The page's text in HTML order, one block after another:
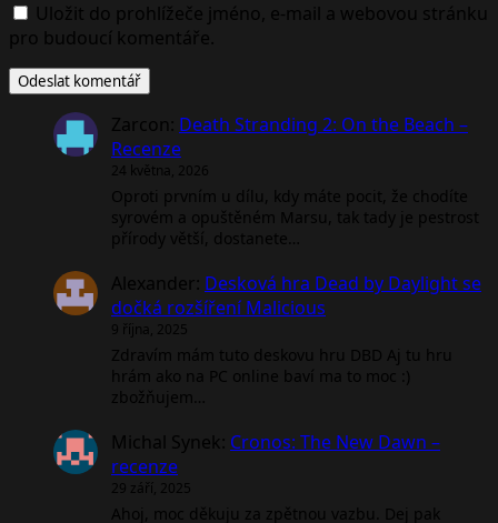
Uložit do prohlížeče jméno, e-mail a webovou stránku
pro budoucí komentáře.
Zarcon: Death Stranding 2: On the Beach –
Recenze
24 května, 2026
Oproti prvním u dílu, kdy máte pocit, že chodíte
syrovém a opuštěném Marsu, tak tady je pestrost
přírody větší, dostanete…
Alexander: Desková hra Dead by Daylight se
dočká rozšíření Malicious
9 října, 2025
Zdravím mám tuto deskovu hru DBD Aj tu hru
hrám ako na PC online baví ma to moc :)
zbožňujem…
Michal Synek: Cronos: The New Dawn –
recenze
29 září, 2025
Ahoj, moc děkuju za zpětnou vazbu. Dej pak